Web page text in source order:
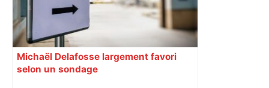
Michaël Delafosse largement favori
selon un sondage